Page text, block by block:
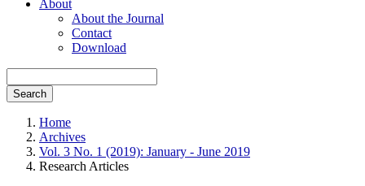
About
About the Journal
Contact
Download
Search
Home
Archives
Vol. 3 No. 1 (2019): January - June 2019
Research Articles